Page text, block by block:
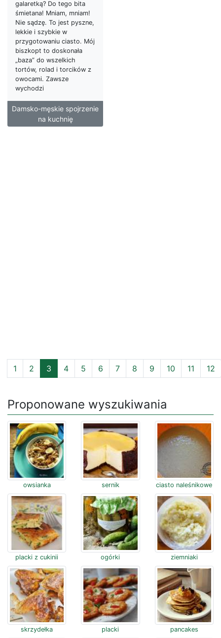
galaretką? Do tego bita
śmietana! Mniam, mniam!
Nie sądzę. To jest pyszne,
lekkie i szybkie w
przygotowaniu ciasto. Mój
biszkopt to doskonała
„baza” do wszelkich
tortów, rolad i torcików z
owocami. Zawsze
wychodzi
Damsko-męskie spojrzenie
na kuchnię
1 2 3 4 5 6 7 8 9 10 11 12
Proponowane wyszukiwania
owsianka sernik ciasto naleśnikowe
placki z cukinii ogórki ziemniaki
skrzydełka placki pancakes